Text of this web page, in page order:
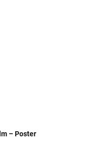
– Poster